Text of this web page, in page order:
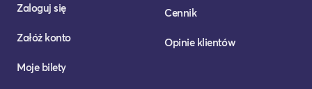
Zaloguj się
Załóż konto
Moje bilety
Cennik
Opinie klientów